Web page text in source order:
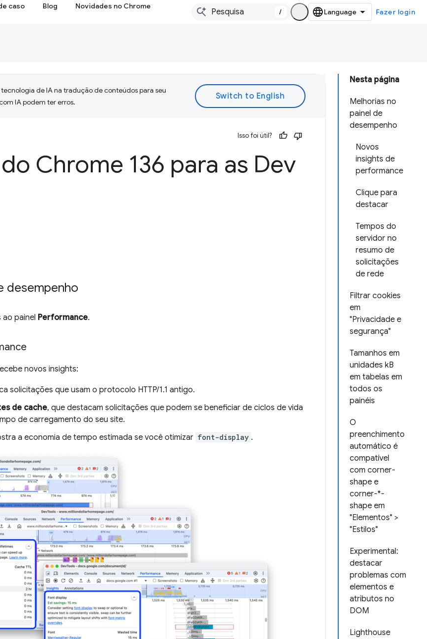
caso Blog Novidades no Chrome
/ Fazer login
Nesta página
Melhorias no
painel de
desempenho
Novos
insights de
performance
Clique para
destacar
Tempos do
servidor no
resumo de
solicitações
de rede
Filtrar cookies
em
"Privacidade e
segurança"
Tamanhos em
unidades kB
em tabelas em
todos os
painéis
O
preenchimento
automático é
compatível
com corner-
shape e
corner-*-
shape em
"Elementos" >
"Estilos"
Experimental:
destacar
problemas com
elementos e
atributos no
DOM
Lighthouse
de IA na tradução de conteúdos para seu
IA podem ter erros.
Isso foi útil?
Chrome 136 para as Dev
desempenho
ao painel Performance.
novos insights:
solicitações que usam o protocolo HTTP/1.1 antigo.
de cache, que destacam solicitações que podem se beneficiar de ciclos de vida
de carregamento do seu site.
a economia de tempo estimada se você otimizar font-display .